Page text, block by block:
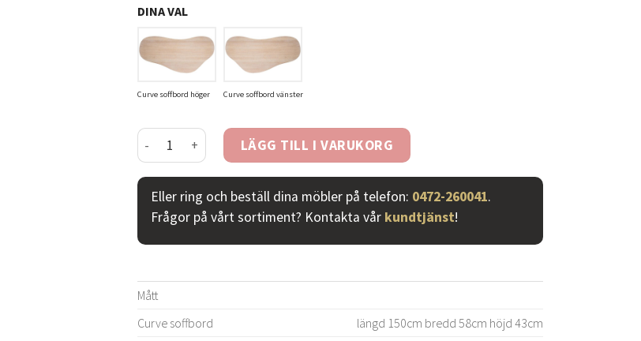
DINA VAL
Curve soffbord höger Curve soffbord vänster
Curve soffbord vitpigmenterad ek mängd
LÄGG TILL I VARUKORG
Eller ring och beställ dina möbler på telefon: 0472-260041.
Frågor på vårt sortiment? Kontakta vår kundtjänst!
Mått
Curve soffbord
längd 150cm bredd 58cm höjd 43cm